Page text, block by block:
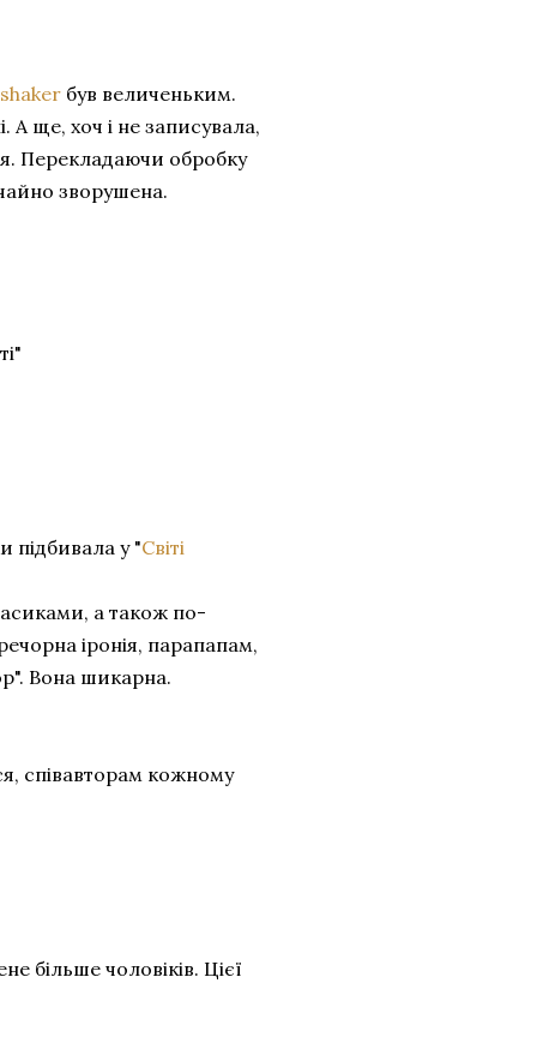
був величеньким.
А ще, хоч і не записувала,
Перекладаючи обробку
зворушена.
підбивала у "Світі
а також по-
іронія, парапапам,
Вона шикарна.
співавторам кожному
більше чоловіків. Цієї